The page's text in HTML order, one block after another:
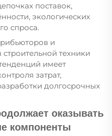
поставок,
экологических
спроса.
и
техники
имеет
затрат,
долгосрочных
оказывать
компоненты